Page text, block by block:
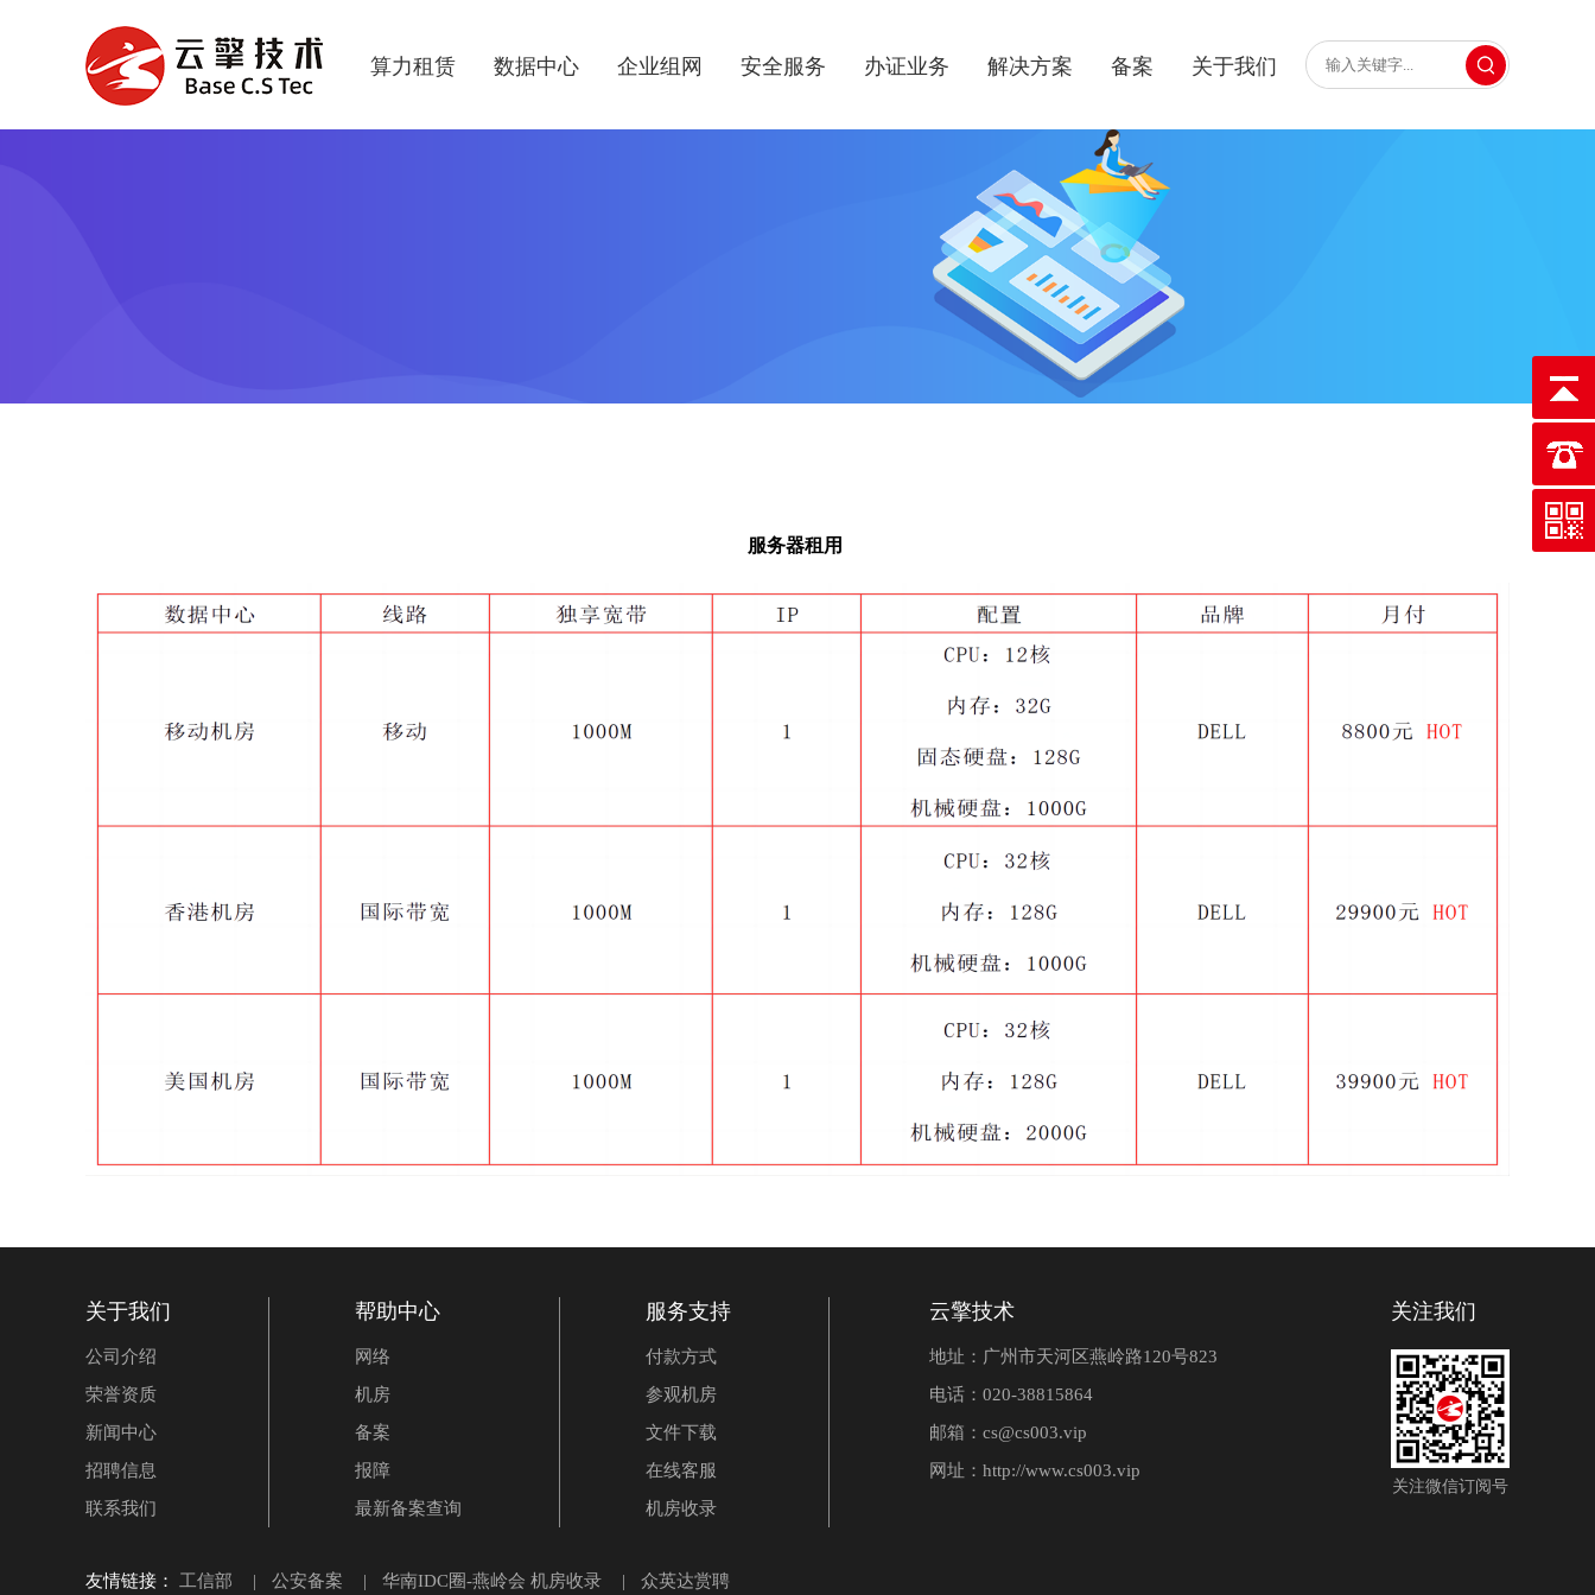
算力租赁 数据中心 企业组网 安全服务 办证业务 解决方案 备案 关于我们
服务器租用
关于我们
公司介绍
荣誉资质
新闻中心
招聘信息
联系我们
帮助中心
网络
机房
备案
报障
最新备案查询
服务支持
付款方式
参观机房
文件下载
在线客服
机房收录
云擎技术
地址：广州市天河区燕岭路120号823
电话：020-38815864
邮箱：cs@cs003.vip
网址： http://www.cs003.vip
关注我们
关注微信订阅号
友情链接： 工信部 | 公安备案 | 华南IDC圈-燕岭会 机房收录 | 众英达赏聘